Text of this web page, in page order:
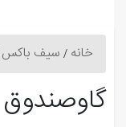
خانه سیف باکس
گاوصندوق EB-YC